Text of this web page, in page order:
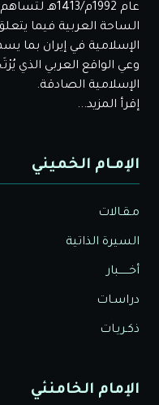
عام 1992م/
الساحة العربية فيما
الإسلامية في إيران بما
وعي الواقع العربي الذي
الإسلامية الصادقة.
إقرأ المزيد...
الإمـام الخميني
مـقـالات
السيرة الذاتية
أخــــــبار
دراسـات
ذكـريـات
الإمام الخامنئي